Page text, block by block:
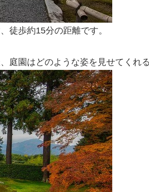
徒歩約15分の距離です。
庭園はどのような姿を見せてくれる